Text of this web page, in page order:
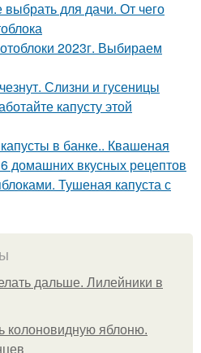
для дачи. От чего
2023г. Выбираем
Слизни и гусеницы
капусту этой
в банке.. Квашеная
домашних вкусных рецептов
Тушеная капуста с
дальше. Лилейники в
колоновидную яблоню.